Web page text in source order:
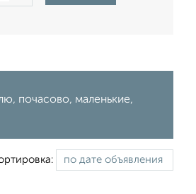
почасово, маленькие,